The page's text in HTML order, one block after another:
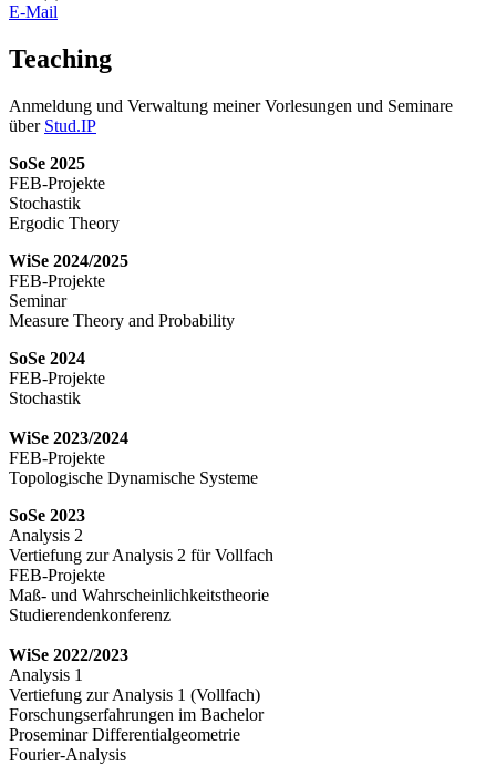
E-Mail
Teaching
Anmeldung und Verwaltung meiner Vorlesungen und Seminare
über Stud.IP
SoSe 2025
FEB-Projekte
Stochastik
Ergodic Theory
WiSe 2024/2025
FEB-Projekte
Seminar
Measure Theory and Probability
SoSe 2024
FEB-Projekte
Stochastik
WiSe 2023/2024
FEB-Projekte
Topologische Dynamische Systeme
SoSe 2023
Analysis 2
Vertiefung zur Analysis 2 für Vollfach
FEB-Projekte
Maß- und Wahrscheinlichkeitstheorie
Studierendenkonferenz
WiSe 2022/2023
Analysis 1
Vertiefung zur Analysis 1 (Vollfach)
Forschungserfahrungen im Bachelor
Proseminar Differentialgeometrie
Fourier-Analysis